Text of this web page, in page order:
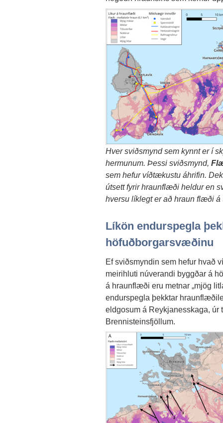
Hver sviðsmynd sem kynnt er í
hermunum. Þessi sviðsmynd,
sem hefur víðtækustu áhrifin.
útsett fyrir hraunflæði heldur en
hversu líklegt er að hraun flæði
Líkön endurspegla
höfuðborgarsvæðinu
Ef sviðsmyndin sem hefur hvað
meirihluti núverandi byggðar á
á hraunflæði eru metnar „mjög
endurspegla þekktar
eldgosum á Reykjanesskaga, úr
Brennisteinsfjöllum.